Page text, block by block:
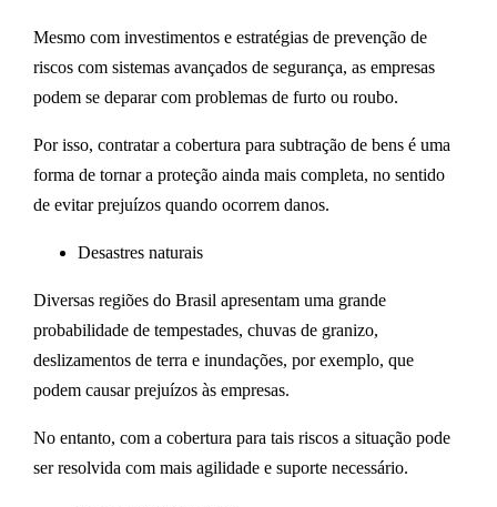
Mesmo com investimentos e estratégias de prevenção de
riscos com sistemas avançados de segurança, as empresas
podem se deparar com problemas de furto ou roubo.
Por isso, contratar a cobertura para subtração de bens é uma
forma de tornar a proteção ainda mais completa, no sentido
de evitar prejuízos quando ocorrem danos.
Desastres naturais
Diversas regiões do Brasil apresentam uma grande
probabilidade de tempestades, chuvas de granizo,
deslizamentos de terra e inundações, por exemplo, que
podem causar prejuízos às empresas.
No entanto, com a cobertura para tais riscos a situação pode
ser resolvida com mais agilidade e suporte necessário.